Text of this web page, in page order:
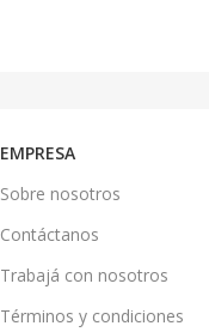
EMPRESA
Sobre nosotros
Contáctanos
Trabajá con nosotros
Términos y condiciones